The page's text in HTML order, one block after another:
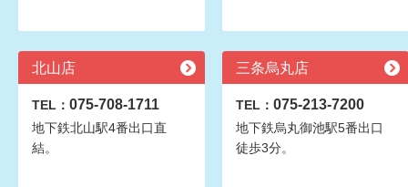
北山店
TEL： 075-708-1711
地下鉄北山駅4番出口直
結。
三条烏丸店
TEL： 075-213-7200
地下鉄烏丸御池駅5番出口
徒歩3分。